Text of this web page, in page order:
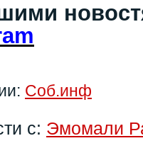
Соб.инф
с: Эмомали